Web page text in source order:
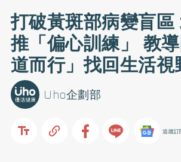
打破黃斑部病變盲
推「偏心訓練」 教
道而行」找回生活視
Uho企劃部
追蹤訂